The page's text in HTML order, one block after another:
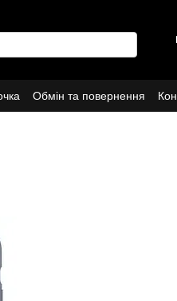
Обмін та повернення
Про нас